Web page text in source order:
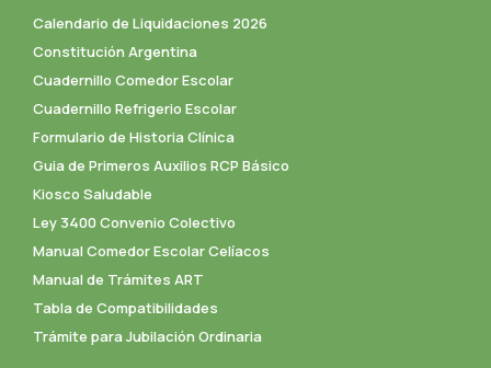
Calendario de Liquidaciones 2026
Constitución Argentina
Cuadernillo Comedor Escolar
Cuadernillo Refrigerio Escolar
Formulario de Historia Clínica
Guia de Primeros Auxilios RCP Básico
Kiosco Saludable
Ley 3400 Convenio Colectivo
Manual Comedor Escolar Celíacos
Manual de Trámites ART
Tabla de Compatibilidades
Trámite para Jubilación Ordinaria